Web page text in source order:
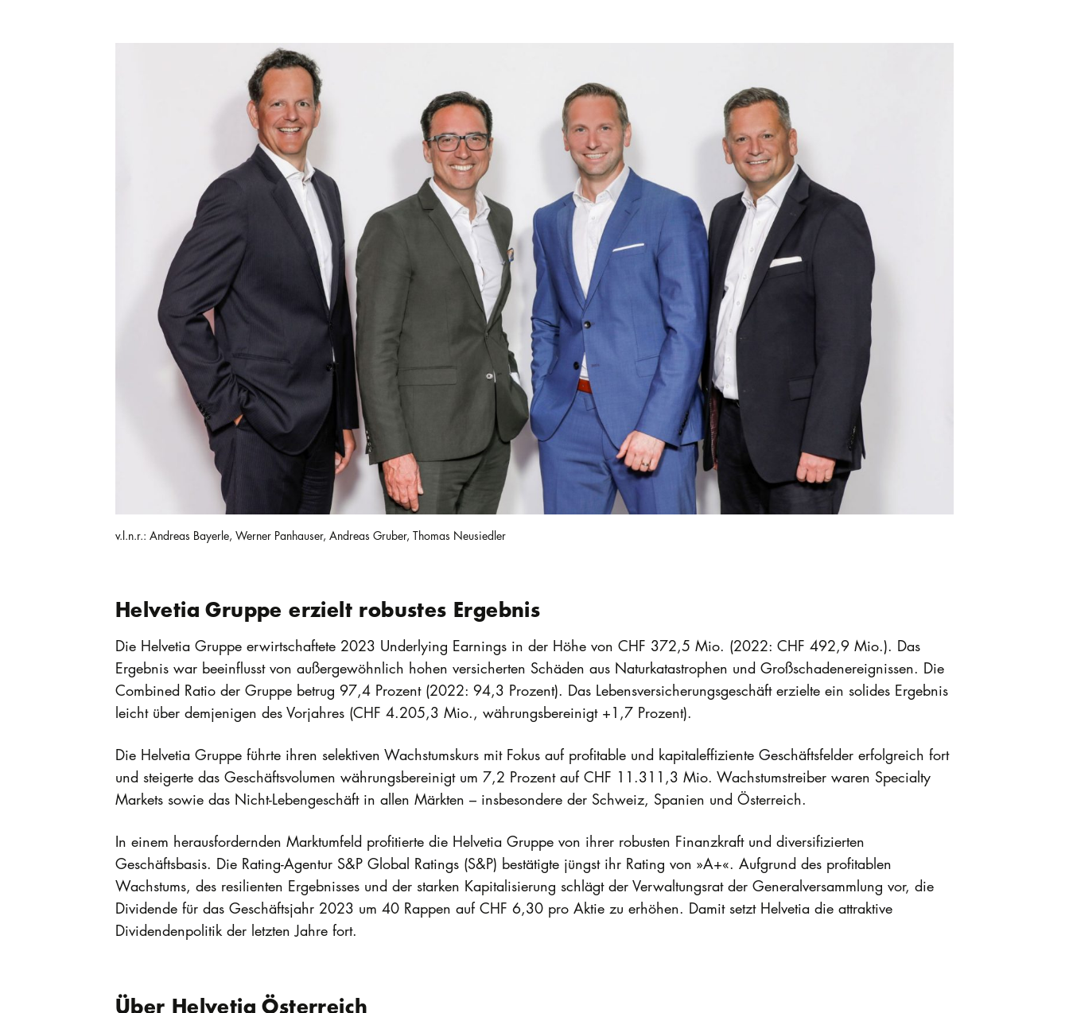
v.l.n.r.: Andreas Bayerle, Werner Panhauser, Andreas Gruber, Thomas Neusiedler
Helvetia Gruppe erzielt robustes Ergebnis
Die Helvetia Gruppe erwirtschaftete 2023 Underlying Earnings in der Höhe von CHF 372,5 Mio. (2022: CHF 492,9 Mio.). Das
Ergebnis war beeinflusst von außergewöhnlich hohen versicherten Schäden aus Naturkatastrophen und Großschadenereignissen. Die
Combined Ratio der Gruppe betrug 97,4 Prozent (2022: 94,3 Prozent). Das Lebensversicherungsgeschäft erzielte ein solides Ergebnis
leicht über demjenigen des Vorjahres (CHF 4.205,3 Mio., währungsbereinigt +1,7 Prozent).
Die Helvetia Gruppe führte ihren selektiven Wachstumskurs mit Fokus auf profitable und kapitaleffiziente Geschäftsfelder erfolgreich fort
und steigerte das Geschäftsvolumen währungsbereinigt um 7,2 Prozent auf CHF 11.311,3 Mio. Wachstumstreiber waren Specialty
Markets sowie das Nicht-Lebengeschäft in allen Märkten – insbesondere der Schweiz, Spanien und Österreich.
In einem herausfordernden Marktumfeld profitierte die Helvetia Gruppe von ihrer robusten Finanzkraft und diversifizierten
Geschäftsbasis. Die Rating-Agentur S&P Global Ratings (S&P) bestätigte jüngst ihr Rating von »A+«. Aufgrund des profitablen
Wachstums, des resilienten Ergebnisses und der starken Kapitalisierung schlägt der Verwaltungsrat der Generalversammlung vor, die
Dividende für das Geschäftsjahr 2023 um 40 Rappen auf CHF 6,30 pro Aktie zu erhöhen. Damit setzt Helvetia die attraktive
Dividendenpolitik der letzten Jahre fort.
Über Helvetia Österreich